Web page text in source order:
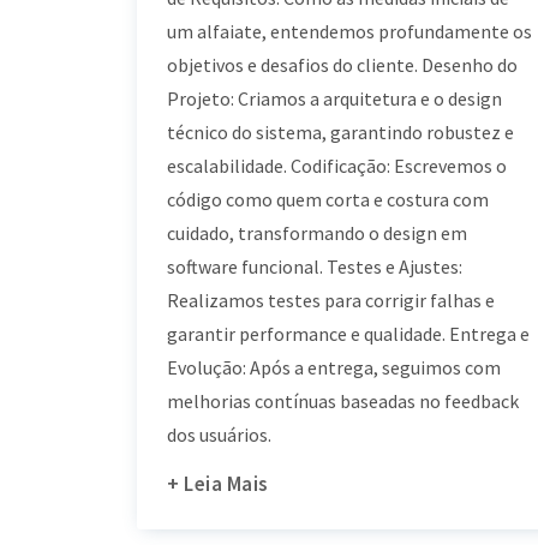
um alfaiate, entendemos profundamente os
objetivos e desafios do cliente. Desenho do
Projeto: Criamos a arquitetura e o design
técnico do sistema, garantindo robustez e
escalabilidade. Codificação: Escrevemos o
código como quem corta e costura com
cuidado, transformando o design em
software funcional. Testes e Ajustes:
Realizamos testes para corrigir falhas e
garantir performance e qualidade. Entrega e
Evolução: Após a entrega, seguimos com
melhorias contínuas baseadas no feedback
dos usuários.
+ Leia Mais